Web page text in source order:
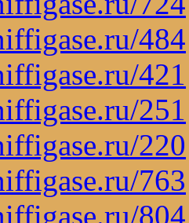
484
421
251
220
763
804